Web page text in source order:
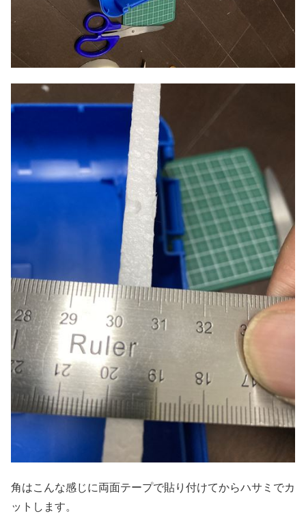
角はこんな感じに両面テープで貼り付けてからハサミでカ
ットします。